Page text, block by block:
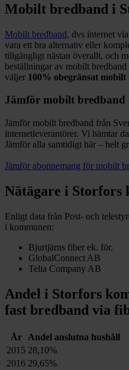
Mobilt bredband i
Mobilt bredband, dvs internet
vara ett bra alternativ eller
tillgängligt nästan överallt, och
beställningar av mobilt
väljer 100% obegränsat
Jämför mobilt bredband
Jämför mobilt bredband från
internetleverantörer. Vi hämtar
Jämför alla samtidigt här – helt
Jämför abonnemang för mobilt
Nätägare i Storfors
Enligt data från Post- och
i kommunen:
Bjurtjärns fiber ek. för.
GlobalConnect AB
Telia Company AB
Andel i Storfors
fast bredband via
År
Andel anslutna hushåll
2015 28,10%
2016 29,65%